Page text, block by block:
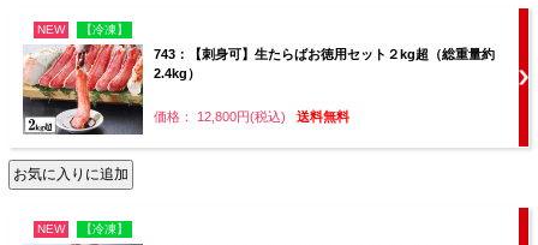
NEW 【冷凍】
743：【刺身可】生たらばお徳用セット２kg超（総重量約
2.4kg）
価格： 12,800円(税込) 送料無料
NEW 【冷凍】